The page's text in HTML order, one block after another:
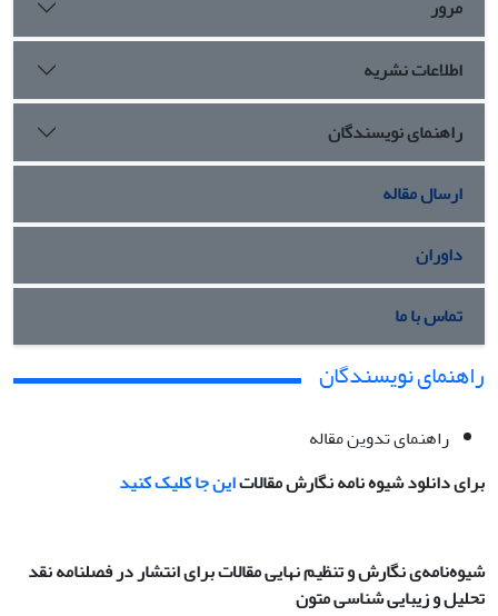
مرور
اطلاعات نشریه
راهنمای نویسندگان
ارسال مقاله
داوران
تماس با ما
راهنمای نویسندگان
راهنمای تدوین مقاله
برای دانلود شیوه نامه نگارش مقالاتاین جا کلیک کنید
شیوه‌نامه‌ی نگارش و تنظیم نهایی مقالات برای انتشار در فصلنامه نقد
تحلیل و زیبایی شناسی متون